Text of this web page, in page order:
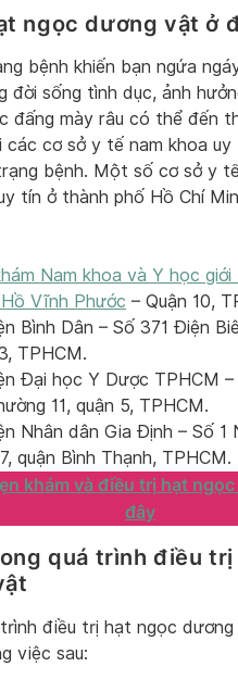
ngọc dương vật ở
bệnh khiến bạn ngứa
đời sống tình dục, ảnh
đấng mày râu có thể đến
cơ sở y tế nam khoa uy
bệnh. Một số cơ sở y
tín ở thành phố Hồ Chí
Nam khoa và Y học
Hồ Vĩnh Phước – Quận 10,
Bình Dân – Số 371 Điện
TPHCM.
Đại học Y Dược TPHCM –
11, quận 5, TPHCM.
Nhân dân Gia Định – Số 1
quận Bình Thạnh, TPHCM.
khám và điều trị hạt
đây
quá trình điều trị
điều trị hạt ngọc
việc sau: